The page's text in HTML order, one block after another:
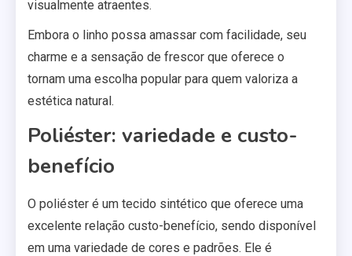
visualmente atraentes.
Embora o linho possa amassar com facilidade, seu
charme e a sensação de frescor que oferece o
tornam uma escolha popular para quem valoriza a
estética natural.
Poliéster: variedade e custo-
benefício
O poliéster é um tecido sintético que oferece uma
excelente relação custo-benefício, sendo disponível
em uma variedade de cores e padrões. Ele é